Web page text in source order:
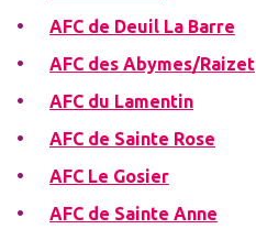
AFC de Deuil La Barre
AFC des Abymes/Raizet
AFC du Lamentin
AFC de Sainte Rose
AFC Le Gosier
AFC de Sainte Anne